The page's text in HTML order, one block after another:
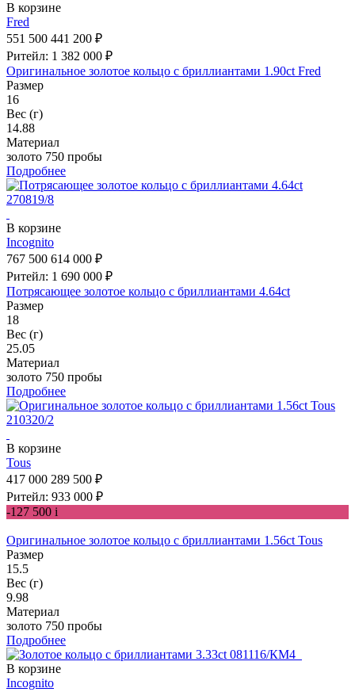
В корзине
Fred
551 500 441 200 ₽
Ритейл: 1 382 000 ₽
Оригинальное золотое кольцо с бриллиантами 1.90ct Fred
Размер
16
Вес (г)
14.88
Материал
золото 750 пробы
Подробнее
В корзине
Incognito
767 500 614 000 ₽
Ритейл: 1 690 000 ₽
Потрясающее золотое кольцо с бриллиантами 4.64ct
Размер
18
Вес (г)
25.05
Материал
золото 750 пробы
Подробнее
В корзине
Tous
417 000 289 500 ₽
Ритейл: 933 000 ₽
-127 500 i
Оригинальное золотое кольцо с бриллиантами 1.56ct Tous
Размер
15.5
Вес (г)
9.98
Материал
золото 750 пробы
Подробнее
В корзине
Incognito